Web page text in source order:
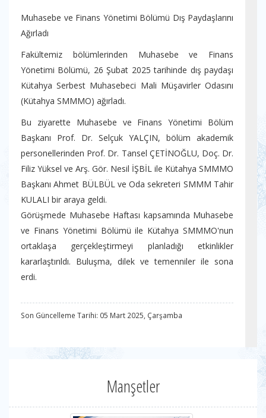
Muhasebe ve Finans Yönetimi Bölümü Dış Paydaşlarını
Ağırladı
Fakültemiz bölümlerinden Muhasebe ve Finans
Yönetimi Bölümü, 26 Şubat 2025 tarihinde dış paydaşı
Kütahya Serbest Muhasebeci Mali Müşavirler Odasını
(Kütahya SMMMO) ağırladı.
Bu ziyarette Muhasebe ve Finans Yönetimi Bölüm
Başkanı Prof. Dr. Selçuk YALÇIN, bölüm akademik
personellerinden Prof. Dr. Tansel ÇETİNOĞLU, Doç. Dr.
Filiz Yüksel ve Arş. Gör. Nesil İŞBİL ile Kütahya SMMMO
Başkanı Ahmet BÜLBÜL ve Oda sekreteri SMMM Tahir
KULALI bir araya geldi.
Görüşmede Muhasebe Haftası kapsamında Muhasebe
ve Finans Yönetimi Bölümü ile Kütahya SMMMO'nun
ortaklaşa gerçekleştirmeyi planladığı etkinlikler
kararlaştırıldı. Buluşma, dilek ve temenniler ile sona
erdi.
Son Güncelleme Tarihi: 05 Mart 2025, Çarşamba
Manşetler